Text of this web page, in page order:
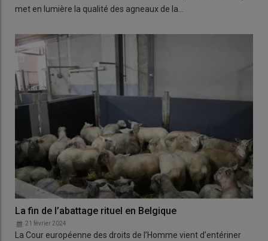
met en lumière la qualité des agneaux de la…
La fin de l’abattage rituel en Belgique
21 février 2024
La Cour européenne des droits de l’Homme vient d’entériner